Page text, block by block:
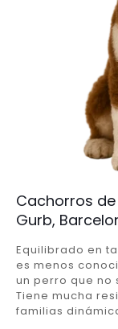
Cachorros
Gurb,
Equilibrado en
es menos
un perro que no
Tiene mucha
familias